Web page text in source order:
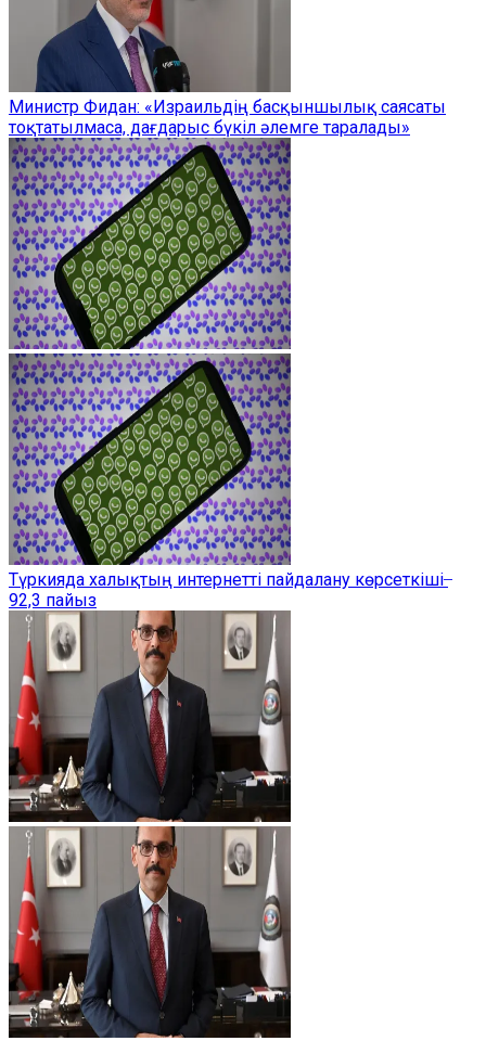
Министр Фидан: «Израильдің басқыншылық саясаты
тоқтатылмаса, дағдарыс бүкіл әлемге таралады»
Түркияда халықтың интернетті пайдалану көрсеткіші ̶
92,3 пайыз